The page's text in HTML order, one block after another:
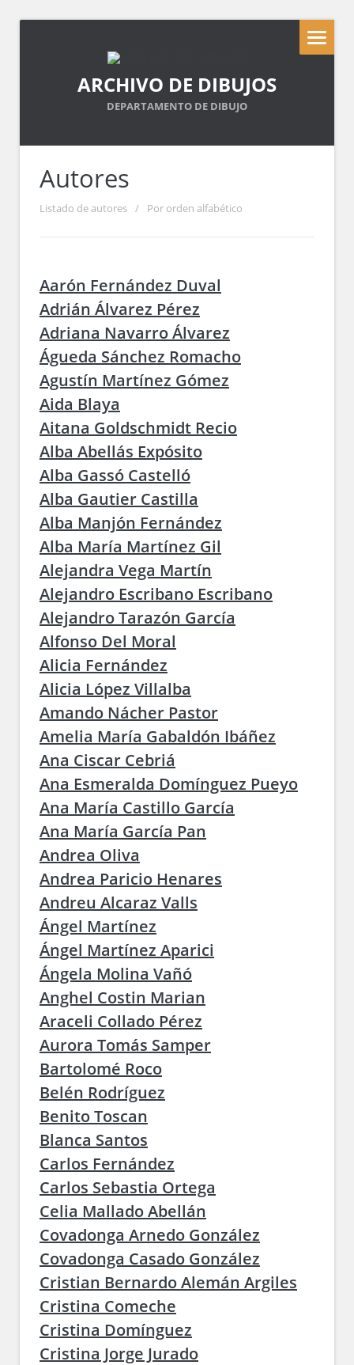
ARCHIVO DE DIBUJOS
DEPARTAMENTO DE DIBUJO
Autores
Listado de autores / Por orden alfabético
Aarón Fernández Duval
Adrián Álvarez Pérez
Adriana Navarro Álvarez
Águeda Sánchez Romacho
Agustín Martínez Gómez
Aida Blaya
Aitana Goldschmidt Recio
Alba Abellás Expósito
Alba Gassó Castelló
Alba Gautier Castilla
Alba Manjón Fernández
Alba María Martínez Gil
Alejandra Vega Martín
Alejandro Escribano Escribano
Alejandro Tarazón García
Alfonso Del Moral
Alicia Fernández
Alicia López Villalba
Amando Nácher Pastor
Amelia María Gabaldón Ibáñez
Ana Ciscar Cebriá
Ana Esmeralda Domínguez Pueyo
Ana María Castillo García
Ana María García Pan
Andrea Oliva
Andrea Paricio Henares
Andreu Alcaraz Valls
Ángel Martínez
Ángel Martínez Aparici
Ángela Molina Vañó
Anghel Costin Marian
Araceli Collado Pérez
Aurora Tomás Samper
Bartolomé Roco
Belén Rodríguez
Benito Toscan
Blanca Santos
Carlos Fernández
Carlos Sebastia Ortega
Celia Mallado Abellán
Covadonga Arnedo González
Covadonga Casado González
Cristian Bernardo Alemán Argiles
Cristina Comeche
Cristina Domínguez
Cristina Jorge Jurado